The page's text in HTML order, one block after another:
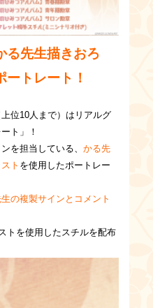
る先生描きおろ
ートレート！
位10人まで）はリアルグ
ト」！
を担当している、 かる先
ト を使用したポートレー
の複製サインとコメント
トを使用したスチルを配布